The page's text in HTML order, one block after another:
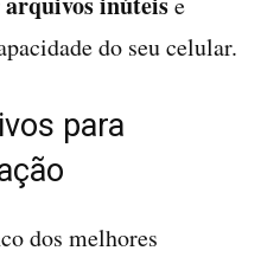
do seu celular.
para
dos melhores